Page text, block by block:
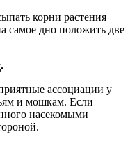
корни растения
самое дно положить две
ассоциации у
и мошкам. Если
насекомыми